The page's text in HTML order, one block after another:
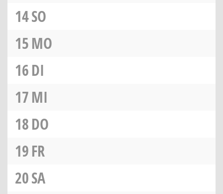
14SO
15MO
16DI
17MI
18DO
19FR
20SA